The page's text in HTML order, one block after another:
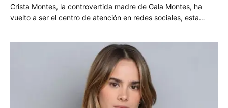
Crista Montes, la controvertida madre de Gala Montes, ha
vuelto a ser el centro de atención en redes sociales, esta…